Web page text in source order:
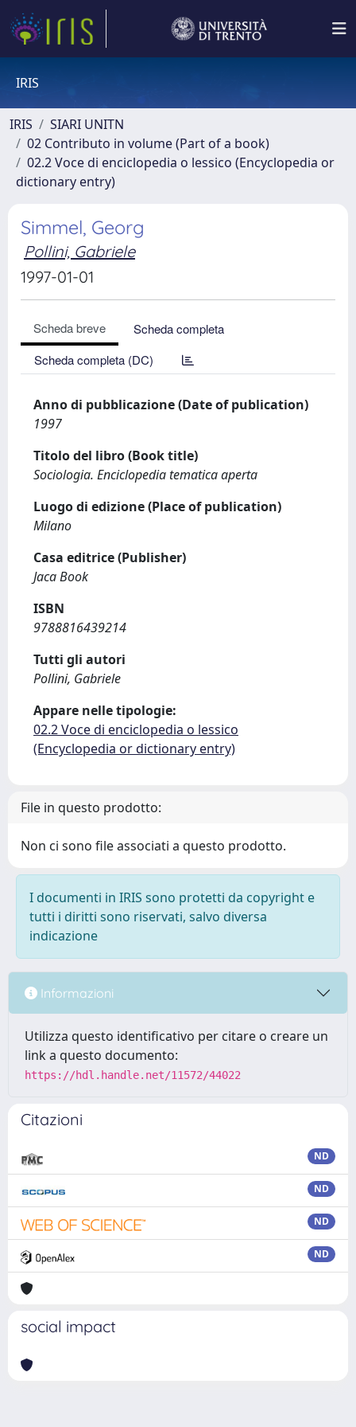
IRIS
IRIS
SIARI UNITN
02 Contributo in volume (Part of a book)
02.2 Voce di enciclopedia o lessico (Encyclopedia or
dictionary entry)
Simmel, Georg
Pollini, Gabriele
1997-01-01
Scheda breve
Scheda completa
Scheda completa (DC)
Anno di pubblicazione (Date of publication)
1997
Titolo del libro (Book title)
Sociologia. Enciclopedia tematica aperta
Luogo di edizione (Place of publication)
Milano
Casa editrice (Publisher)
Jaca Book
ISBN
9788816439214
Tutti gli autori
Pollini, Gabriele
Appare nelle tipologie:
02.2 Voce di enciclopedia o lessico
(Encyclopedia or dictionary entry)
File in questo prodotto:
Non ci sono file associati a questo prodotto.
I documenti in IRIS sono protetti da copyright e
tutti i diritti sono riservati, salvo diversa
indicazione
Informazioni
Utilizza questo identificativo per citare o creare un
link a questo documento:
https://hdl.handle.net/11572/44022
Citazioni
ND
ND
ND
ND
social impact